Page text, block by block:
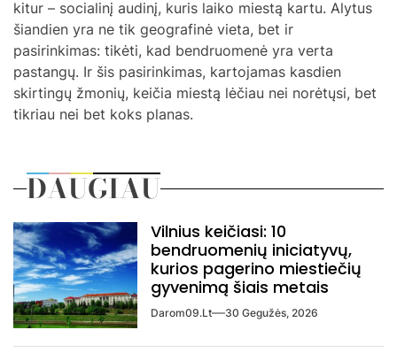
kitur – socialinį audinį, kuris laiko miestą kartu. Alytus
šiandien yra ne tik geografinė vieta, bet ir
pasirinkimas: tikėti, kad bendruomenė yra verta
pastangų. Ir šis pasirinkimas, kartojamas kasdien
skirtingų žmonių, keičia miestą lėčiau nei norėtųsi, bet
tikriau nei bet koks planas.
DAUGIAU
Vilnius keičiasi: 10
bendruomenių iniciatyvų,
kurios pagerino miestiečių
gyvenimą šiais metais
Darom09.lt 30 Gegužės, 2026